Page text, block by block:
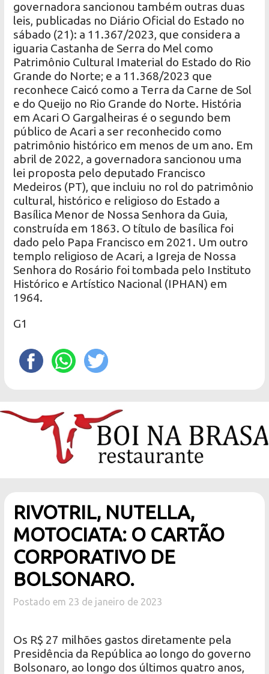
governadora sancionou também outras duas
leis, publicadas no Diário Oficial do Estado no
sábado (21): a 11.367/2023, que considera a
iguaria Castanha de Serra do Mel como
Patrimônio Cultural Imaterial do Estado do Rio
Grande do Norte; e a 11.368/2023 que
reconhece Caicó como a Terra da Carne de Sol
e do Queijo no Rio Grande do Norte. História
em Acari O Gargalheiras é o segundo bem
público de Acari a ser reconhecido como
patrimônio histórico em menos de um ano. Em
abril de 2022, a governadora sancionou uma
lei proposta pelo deputado Francisco
Medeiros (PT), que incluiu no rol do patrimônio
cultural, histórico e religioso do Estado a
Basílica Menor de Nossa Senhora da Guia,
construída em 1863. O título de basílica foi
dado pelo Papa Francisco em 2021. Um outro
templo religioso de Acari, a Igreja de Nossa
Senhora do Rosário foi tombada pelo Instituto
Histórico e Artístico Nacional (IPHAN) em
1964.
G1
RIVOTRIL, NUTELLA,
MOTOCIATA: O CARTÃO
CORPORATIVO DE
BOLSONARO.
Postado em 23 de janeiro de 2023
Os R$ 27 milhões gastos diretamente pela
Presidência da República ao longo do governo
Bolsonaro, ao longo dos últimos quatro anos,